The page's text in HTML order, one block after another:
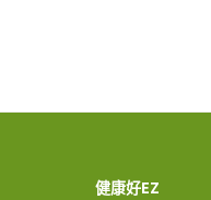
健康好EZ